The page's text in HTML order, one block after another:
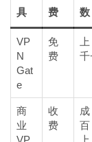
具
费
数
VP
N
Gat
e
免
费
上
千
商
业
VP
收
费
成
百
上